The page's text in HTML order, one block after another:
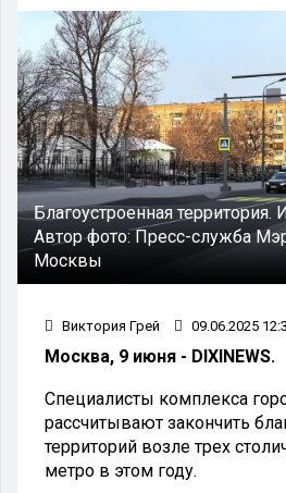
Благоустроенная территория.
Автор фото:Пресс-служба
Москвы
Виктория Грей 09.06.2025
Москва, 9 июня - DIXINEWS.
Специалисты комплекса
рассчитывают закончить
территорий возле трех
метро в этом году.